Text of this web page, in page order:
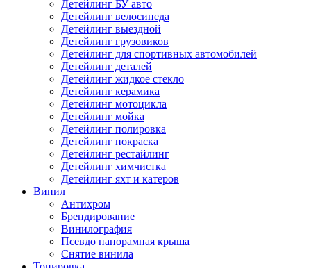
Детейлинг БУ авто
Детейлинг велосипеда
Детейлинг выездной
Детейлинг грузовиков
Детейлинг для спортивных автомобилей
Детейлинг деталей
Детейлинг жидкое стекло
Детейлинг керамика
Детейлинг мотоцикла
Детейлинг мойка
Детейлинг полировка
Детейлинг покраска
Детейлинг рестайлинг
Детейлинг химчистка
Детейлинг яхт и катеров
Винил
Антихром
Брендирование
Винилография
Псевдо панорамная крыша
Снятие винила